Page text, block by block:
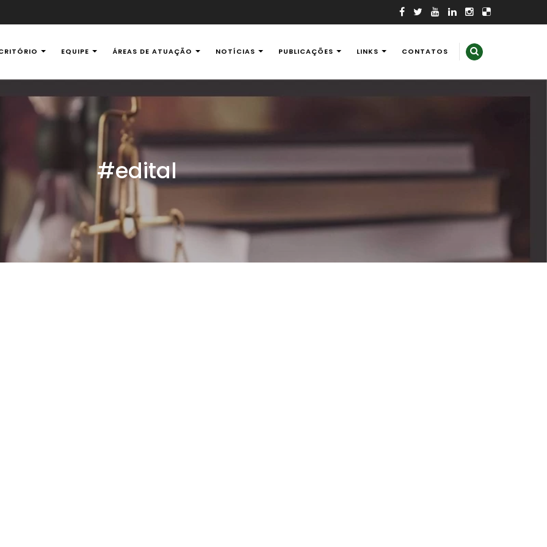
Ambiental
EQUIPE ÁREAS DE ATUAÇÃO NOTÍCIAS PUBLICAÇÕES LINKS CONTATOS
#edital